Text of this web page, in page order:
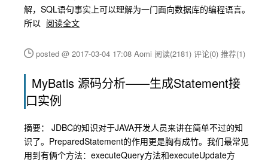
解，SQL语句事实上可以理解为一门面向数据库的编程语言。
所以 阅读全文
posted @ 2017-03-04 17:08 Aomi 阅读(2181) 评论(0) 推荐(1)
MyBatis 源码分析——生成Statement接
口实例
摘要： JDBC的知识对于JAVA开发人员来讲在简单不过的知
识了。PreparedStatement的作用更是胸有成竹。我们最常见
用到有俩个方法：executeQuery方法和executeUpdate方